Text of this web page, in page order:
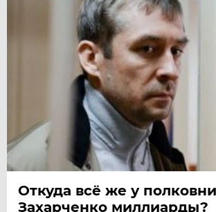
Откуда всё же у
Захарченко миллиарды?